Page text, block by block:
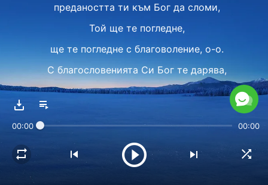
предаността ти към Бог да сломи,
Той ще те погледне,
ще те погледне с благоволение, о-о.
С благословенията Си Бог те дарява,
те дарява, о-о.
Ако със знания си, положение високо,
00:00 00:00